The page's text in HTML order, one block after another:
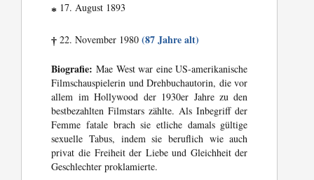
* 17. August 1893
† 22. November 1980(87 Jahre alt)
Biografie: Mae West war eine US-amerikanische
Filmschauspielerin und Drehbuchautorin, die vor
allem im Hollywood der 1930er Jahre zu den
bestbezahlten Filmstars zählte. Als Inbegriff der
Femme fatale brach sie etliche damals gültige
sexuelle Tabus, indem sie beruflich wie auch
privat die Freiheit der Liebe und Gleichheit der
Geschlechter proklamierte.